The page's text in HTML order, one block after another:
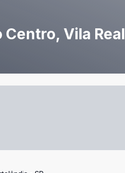
Centro, Vila Real